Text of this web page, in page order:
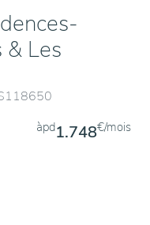
& Les
àpd1.748€/mois